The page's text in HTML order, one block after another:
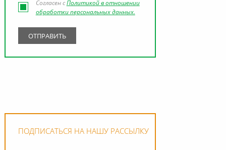
Согласен сПолитикой в отношении
обработки персональных данных.
ПОДПИСАТЬСЯ НА НАШУ РАССЫЛКУ